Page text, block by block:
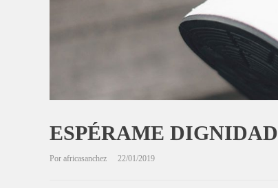
ESPÉRAME DIGNIDAD
Por africasanchez 22/01/2019